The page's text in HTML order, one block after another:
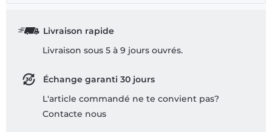
Livraison rapide
Livraison sous 5 à 9 jours ouvrés.
Échange garanti 30 jours
L'article commandé ne te convient pas?
Contacte nous